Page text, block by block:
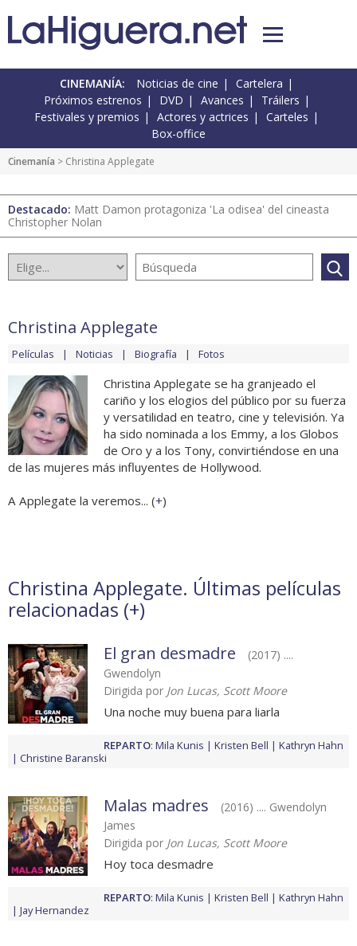
CINEMANÍA: Noticias de cine
Cartelera
Próximos estrenos
DVD Avances
Tráilers
Festivales y premios
Actores y actrices
Carteles
Box-office
Cinemanía > Christina Applegate
Destacado: Matt Damon protagoniza 'La odisea' del cineasta
Christopher Nolan
Christina Applegate
Películas Noticias Biografía Fotos
Christina Applegate se ha granjeado el
cariño y los elogios del público por su fuerza
y versatilidad en teatro, cine y televisión. Ya
ha sido nominada a los Emmy, a los Globos
de Oro y a los Tony, convirtiéndose en una
de las mujeres más influyentes de Hollywood.
A Applegate la veremos... (+)
Christina Applegate. Últimas películas
relacionadas (+)
El gran desmadre
(2017) ....
Gwendolyn
Dirigida por Jon Lucas, Scott Moore
Una noche muy buena para liarla
REPARTO: Mila Kunis Kristen Bell
Kathryn Hahn
Christine Baranski
Malas madres
(2016) .... Gwendolyn
James
Dirigida por Jon Lucas, Scott Moore
Hoy toca desmadre
REPARTO: Mila Kunis Kristen Bell
Kathryn Hahn
Jay Hernandez